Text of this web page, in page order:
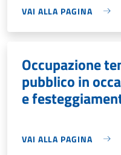
VAI ALLA PAGINA
Occupazione
pubblico in
e
VAI ALLA PAGINA